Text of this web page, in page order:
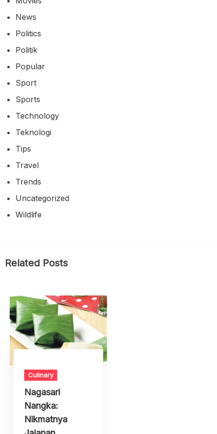
News
Politics
Politik
Popular
Sport
Sports
Technology
Teknologi
Tips
Travel
Trends
Uncategorized
Wildlife
Related Posts
Culinary
Nagasari
Nangka:
Nikmatnya